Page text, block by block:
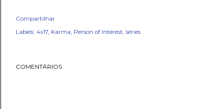
Compartilhar
Labels: 4x17 Karma Person of Interest séries
COMENTÁRIOS